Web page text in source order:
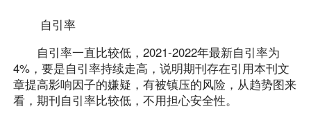
自引率
自引率一直比较低，2021-2022年最新自引率为
4%，要是自引率持续走高，说明期刊存在引用本刊文
章提高影响因子的嫌疑，有被镇压的风险，从趋势图来
看，期刊自引率比较低，不用担心安全性。